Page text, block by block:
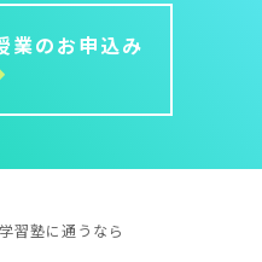
業のお申込み
習塾に通うなら